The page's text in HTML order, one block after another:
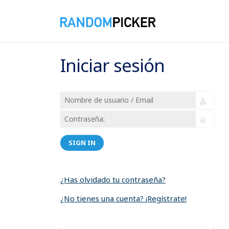
Iniciar sesión
SIGN IN
¿Has olvidado tu contraseña?
¿No tienes una cuenta? ¡Regístrate!